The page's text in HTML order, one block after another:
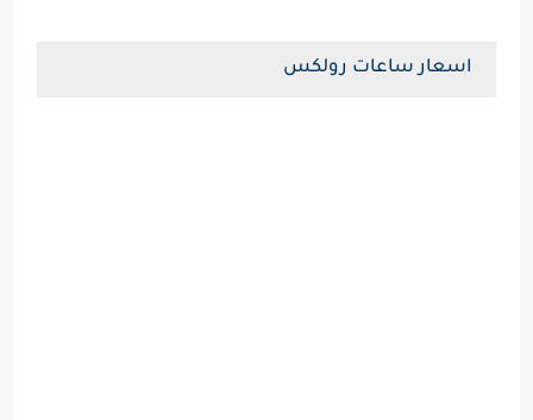
اسعار ساعات رولكس